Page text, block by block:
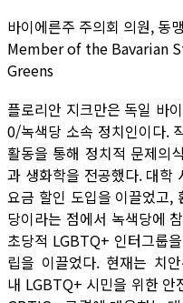
바이에른주 주의회 의원, 동
Member of the Bavarian
Greens
플로리안 지크만은 독일 바
0/녹색당 소속 정치인이다.
활동을 통해 정치적 문제의
과 생화학을 전공했다. 대학
요금 할인 도입을 이끌었고,
당이라는 점에서 녹색당에
초당적 LGBTQ+ 인터그룹
립을 이끌었다. 현재는 치
내 LGBTQ+ 시민을 위한 안